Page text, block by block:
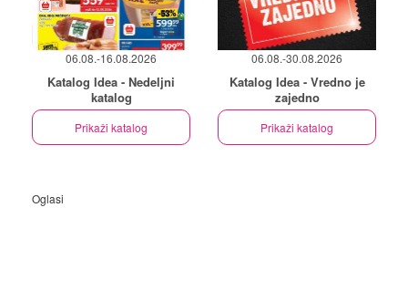
06.08.-16.08.2026
Katalog Idea - Nedeljni
katalog
Prikaži katalog
06.08.-30.08.2026
Katalog Idea - Vredno je
zajedno
Prikaži katalog
Oglasi